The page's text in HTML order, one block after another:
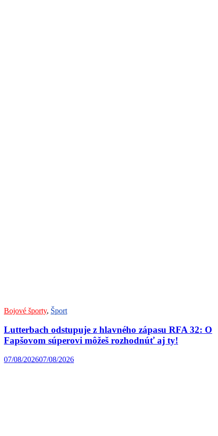
Bojové športy, Šport
Lutterbach odstupuje z hlavného zápasu RFA 32: O
Fapšovom súperovi môžeš rozhodnúť aj ty!
07/08/202607/08/2026